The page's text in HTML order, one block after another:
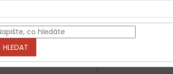
HLEDAT